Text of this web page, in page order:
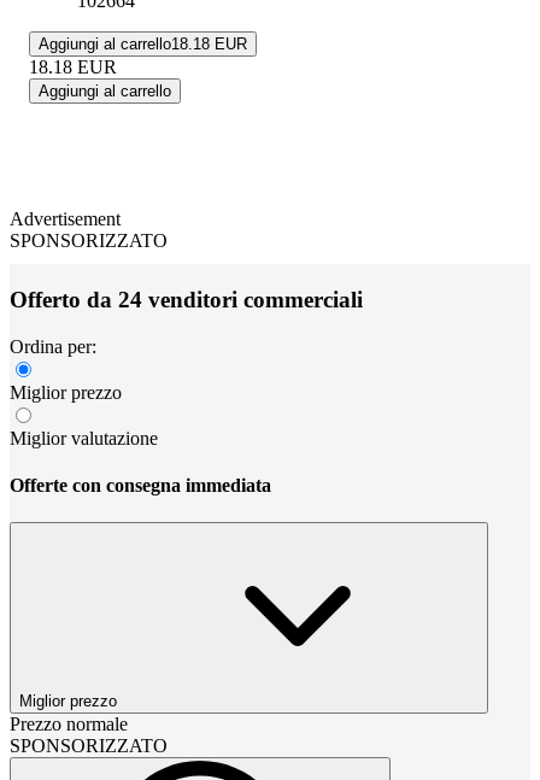
Aggiungi al carrello18.18 EUR
18.18 EUR
Aggiungi al carrello
Advertisement
SPONSORIZZATO
Offerto da 24 venditori commerciali
Ordina per:
Miglior prezzo
Miglior valutazione
Offerte con consegna immediata
Miglior prezzo
Prezzo normale
SPONSORIZZATO